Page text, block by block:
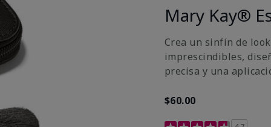
Mary Kay®
Crea un sinfín de
imprescindibles,
precisa y una
$60.00